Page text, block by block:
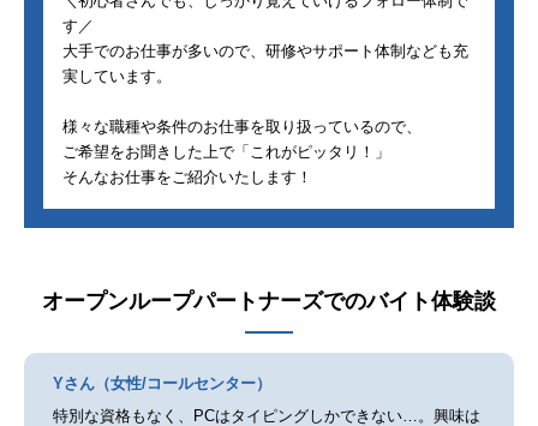
す／
大手でのお仕事が多いので、研修やサポート体制なども充
実しています。
様々な職種や条件のお仕事を取り扱っているので、
ご希望をお聞きした上で「これがピッタリ！」
そんなお仕事をご紹介いたします！
オープンループパートナーズでのバイト体験談
Yさん（女性/コールセンター）
特別な資格もなく、PCはタイピングしかできない…。興味は